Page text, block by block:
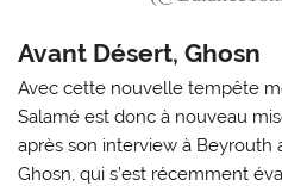
Avant Désert, Ghosn
Avec cette nouvelle tempête
Salamé est donc à nouveau
après son interview à Beyrouth
Ghosn, qui s’est récemment